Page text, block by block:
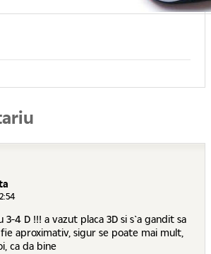
3-4 D !!! a vazut placa 3D si s`a gandit sa
fie aproximativ, sigur se poate mai mult,
ca da bine